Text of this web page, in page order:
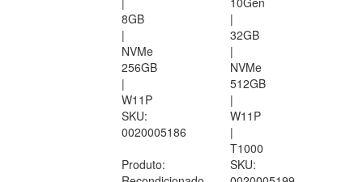
8GB
|
NVMe
256GB
|
W11P
SKU:
0020005186
Produto:
|
32GB
|
NVMe
512GB
|
W11P
|
T1000
SKU: